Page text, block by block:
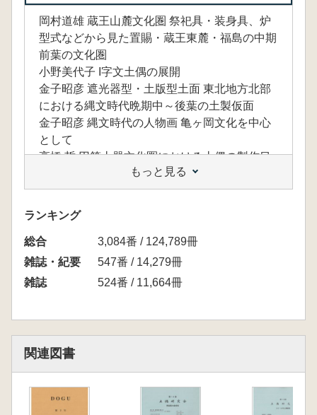
岡村道雄 蔵王山麓文化圏 祭祀具・装身具、炉
型式などから見た置賜・蔵王東麓・福島の中期
前葉の文化圏
小野美代子 I字文土偶の展開
金子昭彦 遮光器型・土版型土面 東北地方北部
における縄文時代晩期中～後葉の土製仮面
金子昭彦 縄文時代の人物画 亀ヶ岡文化を中心
として
高橋 哲 円筒土器文化圏における土偶の製作目
佐賀桃子 山梨県における人面表現の出現につ
いて
景浦 覚 続イカヅチ観念論 文脈から推考される
土偶と土器における交合観念と若干の問題につ
いて
成田滋彦 大湯環状列石の人体意匠文の分析
もっと見る
ランキング
総合
3,084番 / 124,789冊
雑誌・紀要
547番 / 14,279冊
雑誌
524番 / 11,664冊
関連図書